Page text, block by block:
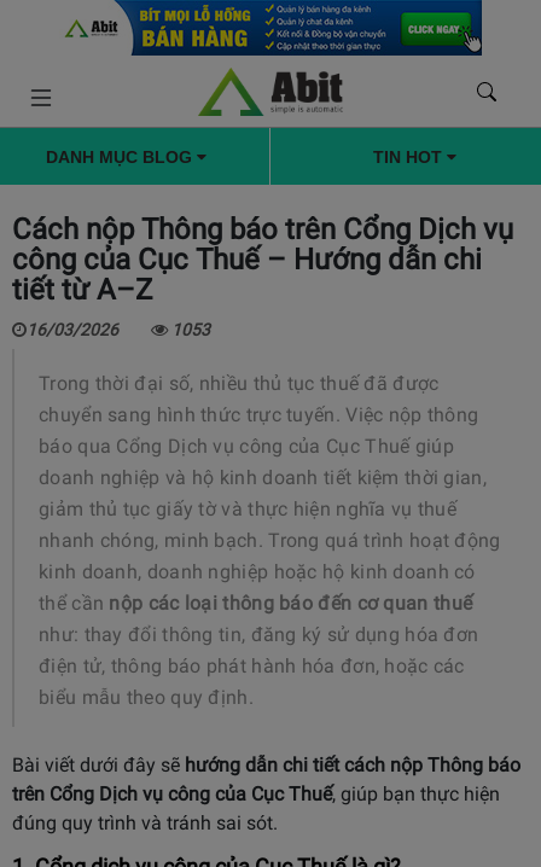
DANH MỤC BLOG TIN HOT
Cách nộp Thông báo trên Cổng Dịch vụ
công của Cục Thuế – Hướng dẫn chi
tiết từ A–Z
16/03/2026 1053
Trong thời đại số, nhiều thủ tục thuế đã được
chuyển sang hình thức trực tuyến. Việc nộp thông
báo qua Cổng Dịch vụ công của Cục Thuế giúp
doanh nghiệp và hộ kinh doanh tiết kiệm thời gian,
giảm thủ tục giấy tờ và thực hiện nghĩa vụ thuế
nhanh chóng, minh bạch. Trong quá trình hoạt động
kinh doanh, doanh nghiệp hoặc hộ kinh doanh có
thể cần nộp các loại thông báo đến cơ quan thuế
như: thay đổi thông tin, đăng ký sử dụng hóa đơn
điện tử, thông báo phát hành hóa đơn, hoặc các
biểu mẫu theo quy định.
Bài viết dưới đây sẽ hướng dẫn chi tiết cách nộp Thông báo
trên Cổng Dịch vụ công của Cục Thuế, giúp bạn thực hiện
đúng quy trình và tránh sai sót.